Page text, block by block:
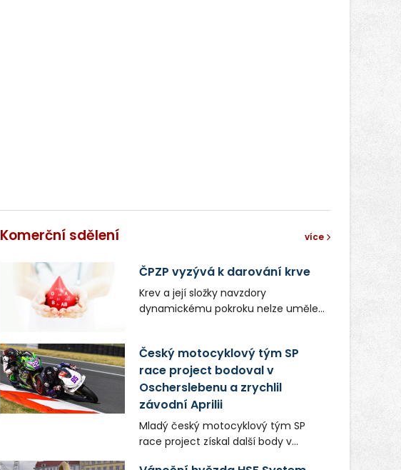
Komerční sdělení více
ČPZP vyzývá k darování krve
Krev a její složky navzdory
dynamickému pokroku nelze uměle
nenahraditelnou tělní tekutinu
neobejde. Naléhavá potřeba doplnit
krevní zásoby nastává vždy v létě,
kdy stoupá počet úrazů. Česká
průmyslová zdravotní pojišťovna
(ČPZP) apeluje na všechny, kteří se
těší dobrému zdraví, aby se stali
pravidelnými dárci krve.
Český motocyklový tým SP
race project bodoval v
Oscherslebenu a zrychlil
závodní Aprilii
Mladý český motocyklový tým SP
race project získal další body v